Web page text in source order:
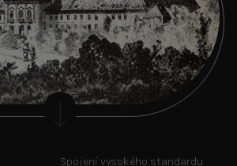
Spojení vysokého standardu